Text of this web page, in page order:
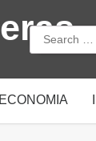
Search
for:
ECONOMIA